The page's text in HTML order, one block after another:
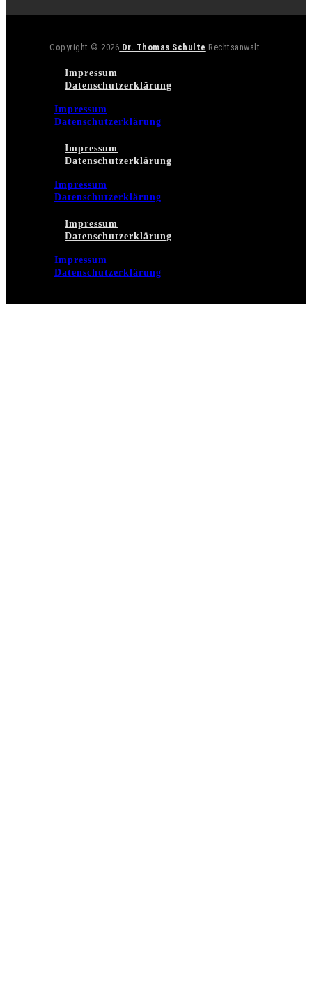
Copyright © 2026 Dr. Thomas Schulte Rechtsanwalt.
Impressum
Datenschutzerklärung
Impressum
Datenschutzerklärung
Impressum
Datenschutzerklärung
Impressum
Datenschutzerklärung
Impressum
Datenschutzerklärung
Impressum
Datenschutzerklärung